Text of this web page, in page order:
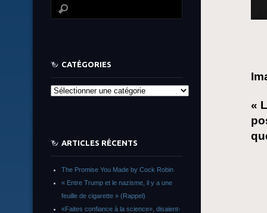
«
CATÉGORIES
Catégories
ARTICLES RÉCENTS
The Promise You Made by Cock Robin
« Entre Trump et le nazisme, il y a une
feuille de cigarette » (Rappel)
«Faites confiance à la science», disaient-